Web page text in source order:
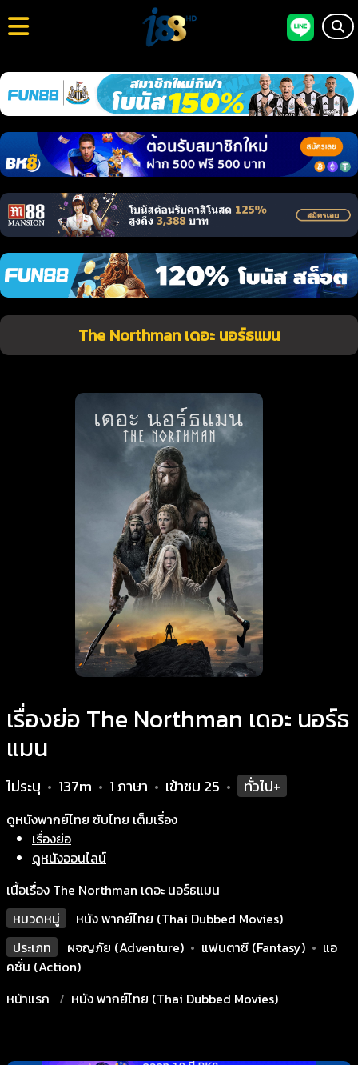
The Northman เดอะ นอร์ธแมน
เรื่องย่อ The Northman เดอะ นอร์ธ
แมน
ไม่ระบุ • 137m • 1 ภาษา • เข้าชม 25 • ทั่วไป+
ดูหนังพากย์ไทย ซับไทย เต็มเรื่อง
เรื่องย่อ
ดูหนังออนไลน์
เนื้อเรื่อง The Northman เดอะ นอร์ธแมน
หมวดหมู่
หนัง พากย์ไทย (Thai Dubbed Movies)
ประเภท
ผจญภัย (Adventure) • แฟนตาซี (Fantasy) • แอ
คชั่น (Action)
หน้าแรก
หนัง พากย์ไทย (Thai Dubbed Movies)